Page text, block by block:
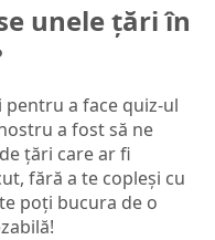
unele țări în
pentru a face quiz-ul
a fost să ne
țări care ar fi
fără a te copleși cu
poți bucura de o